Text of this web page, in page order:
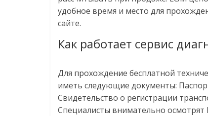
удобное время и место для
сайте.
Как работает сервис
Для прохождение бесплатной
иметь следующие документы:
Свидетельство о регистрации
Специалисты внимательно